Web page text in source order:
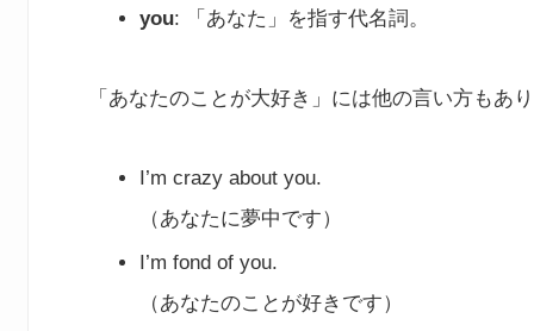
you: 「あなた」を指す代名詞。
「あなたのことが大好き」には他の言い方もあ
I’m crazy about you.
（あなたに夢中です）
I’m fond of you.
（あなたのことが好きです）